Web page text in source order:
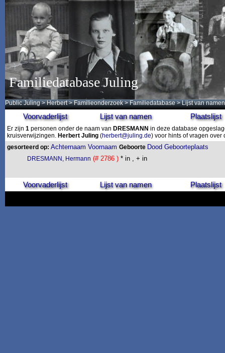
Familiedatabase Juling
Public Juling >Herbert >Familieonderzoek >Familiedatabase > Lijst van namen
Voorvaderlijst Lijst van namen Plaatslijst
Er zijn 1 personen onder de naam van DRESMANN in deze database
kruisverwijzingen. Herbert Juling (herbert@juling.de) voor hints of vragen
gesorteerd op: Achternaam Voornaam Geboorte Dood Geboorteplaats
DRESMANN, Hermann (# 2786 ) * in , + in
Voorvaderlijst Lijst van namen Plaatslijst